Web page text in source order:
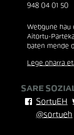
948 04 01 50
Webgune hau
Aitortu-
baten mende
Lege oharra
SARE
SortuEH
@sortueh